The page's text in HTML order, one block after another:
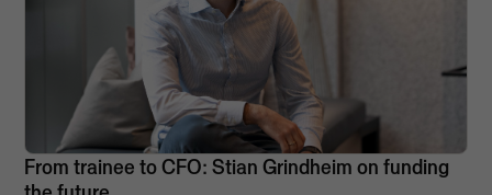
From trainee to CFO: Stian Grindheim on funding